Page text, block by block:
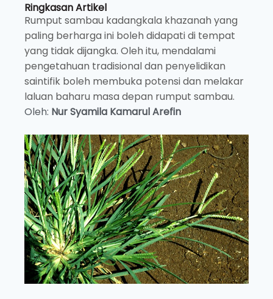
Ringkasan Artikel
Rumput sambau kadangkala khazanah yang
paling berharga ini boleh didapati di tempat
yang tidak dijangka. Oleh itu, mendalami
pengetahuan tradisional dan penyelidikan
saintifik boleh membuka potensi dan melakar
laluan baharu masa depan rumput sambau.
Oleh: Nur Syamila Kamarul Arefin